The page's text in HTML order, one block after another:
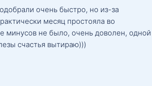
очень быстро, но из-за
месяц простояла во
минусов не было, очень доволен, одной
счастья вытираю)))